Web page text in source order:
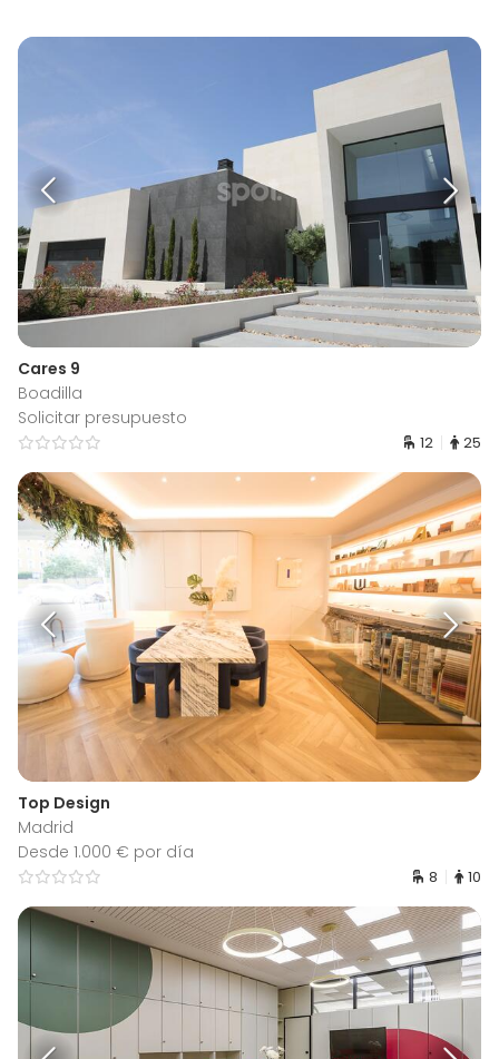
Cares 9
Boadilla
Solicitar presupuesto
12 25
Top Design
Madrid
Desde 1.000 € por día
8 10